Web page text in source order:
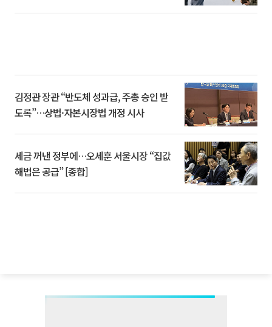
김정관 장관 “반도체 성과급, 주총 승인 받
도록”…상법·자본시장법 개정 시사
세금 꺼낸 정부에…오세훈 서울시장 “집값
해법은 공급” [종합]